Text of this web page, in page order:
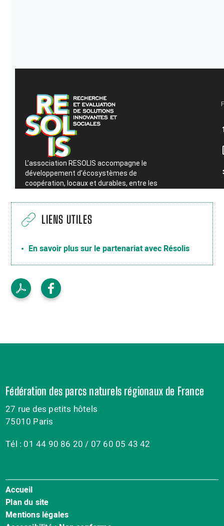
LIENS UTILES
En savoir plus sur le partenariat avec Résolis
Fédération des parcs naturels régionaux de France
27 rue des petits hôtels
75010 Paris
Tél : 01 44 90 86 20 / 07 60 05 43 42
Menu
Pied
de
Accueil
Plan du site
Mentions légales